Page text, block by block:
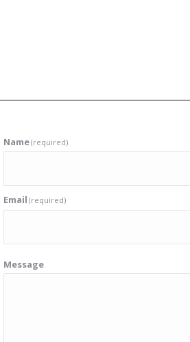
Name(required)
Email (required)
Message